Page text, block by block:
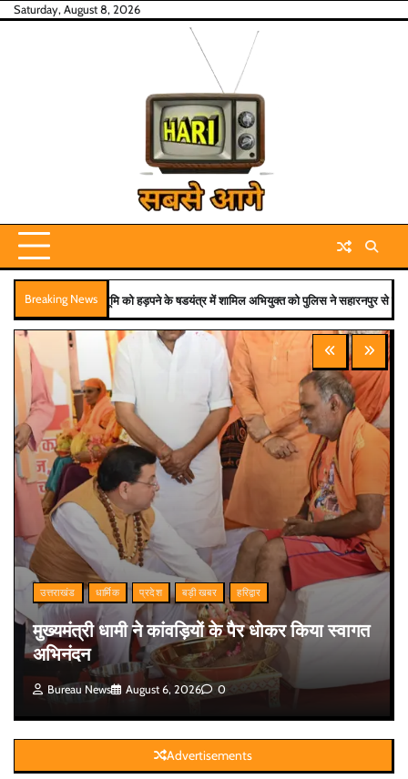
SkipSaturday, August 8, 2026
Breaking News
अभियुक्त को पुलिस ने सहारनपुर से किया गिरफ्तार भारी वर्षा के बीच ग्राउंड जीरो पर
उत्तराखंड धार्मिक प्रदेश बड़ी खबर हरिद्वार
मुख्यमंत्री धामी ने कांवड़ियों के पैर धोकर किया स्वागत
अभिनंदन
Bureau News August 6, 2026 0
Advertisements